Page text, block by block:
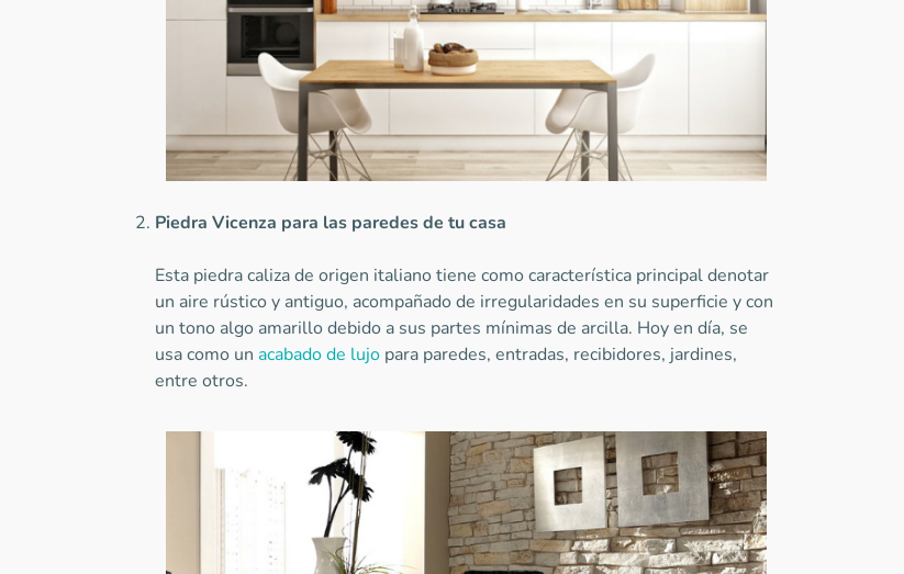
Piedra Vicenza para las paredes de tu casa
Esta piedra caliza de origen italiano tiene como característica principal denotar
un aire rústico y antiguo, acompañado de irregularidades en su superficie y con
un tono algo amarillo debido a sus partes mínimas de arcilla. Hoy en día, se
usa como un acabado de lujopara paredes, entradas, recibidores, jardines,
entre otros.